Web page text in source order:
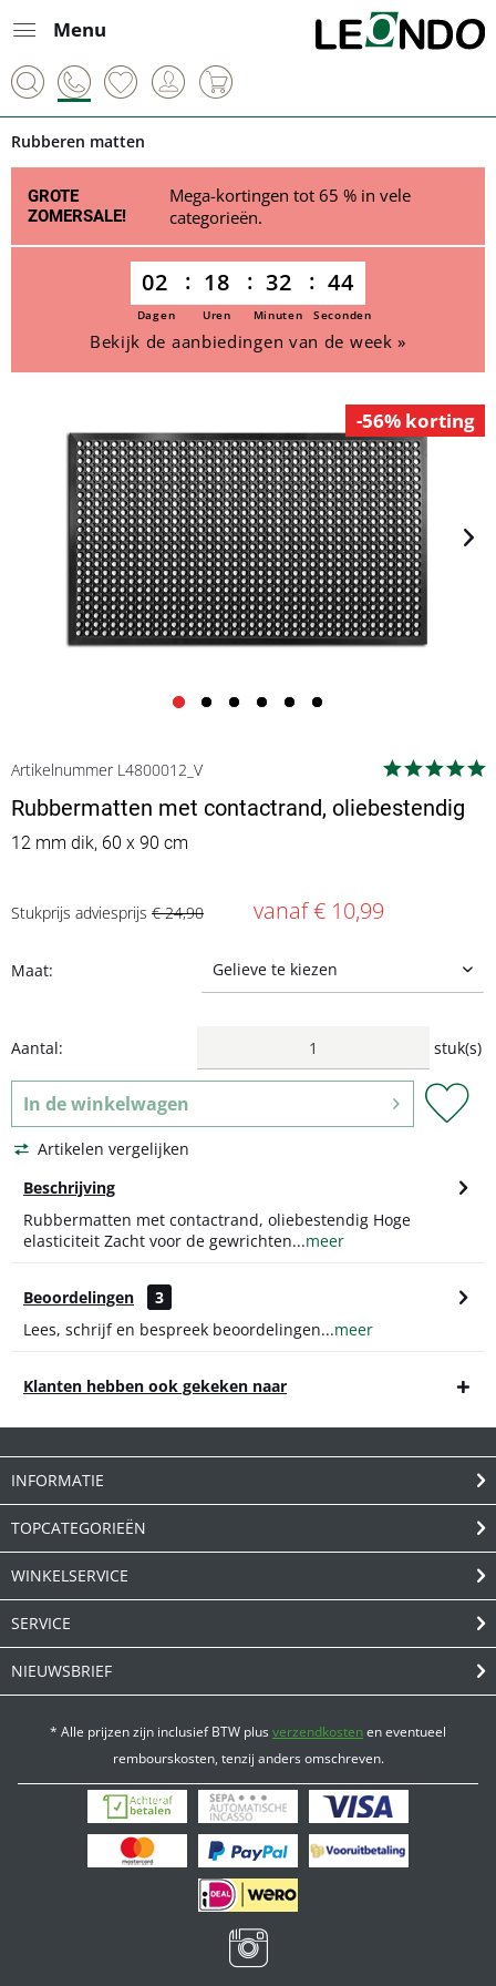
Menu
Rubberen matten
GROTE
ZOMERSALE!
Mega-kortingen tot 65 % in vele
categorieën.
02 18 32 44
Dagen Uren Minuten Seconden
Bekijk de aanbiedingen van de week »
-56% korting
Artikelnummer L4800012_V
Rubbermatten met contactrand, oliebestendig
12 mm dik, 60 x 90 cm
Stukprijs adviesprijs € 24,90 vanaf € 10,99
Maat:
Aantal: stuk(s)
In dewinkelwagen
Artikelen vergelijken
Beschrijving
Rubbermatten met contactrand, oliebestendig Hoge
elasticiteit Zacht voor de gewrichten...meer
Beoordelingen
3
Lees, schrijf en bespreek beoordelingen...meer
Klanten hebben ook gekeken naar
INFORMATIE
TOPCATEGORIEËN
WINKELSERVICE
SERVICE
NIEUWSBRIEF
* Alle prijzen zijn inclusief BTW plusverzendkostenen eventueel
rembourskosten, tenzij anders omschreven.